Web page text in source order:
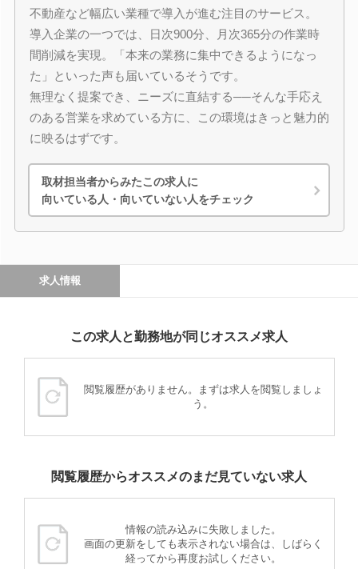
不動産など幅広い業種で導入が進む注目のサービス。
導入企業の一つでは、日次900分、月次365分の作業時
間削減を実現。「本来の業務に集中できるようになっ
た」といった声も届いているそうです。
無理なく提案でき、ニーズに直結する──そんな手応え
のある営業を求めている方に、この環境はきっと魅力的
に映るはずです。
取材担当者からみたこの求人に
向いている人・向いていない人をチェック
求人情報
この求人と勤務地が同じオススメ求人
閲覧履歴がありません。まずは求人を閲覧しましょ
う。
閲覧履歴からオススメのまだ見ていない求人
情報の読み込みに失敗しました。
画面の更新をしても表示されない場合は、しばらく
経ってから再度お試しください。